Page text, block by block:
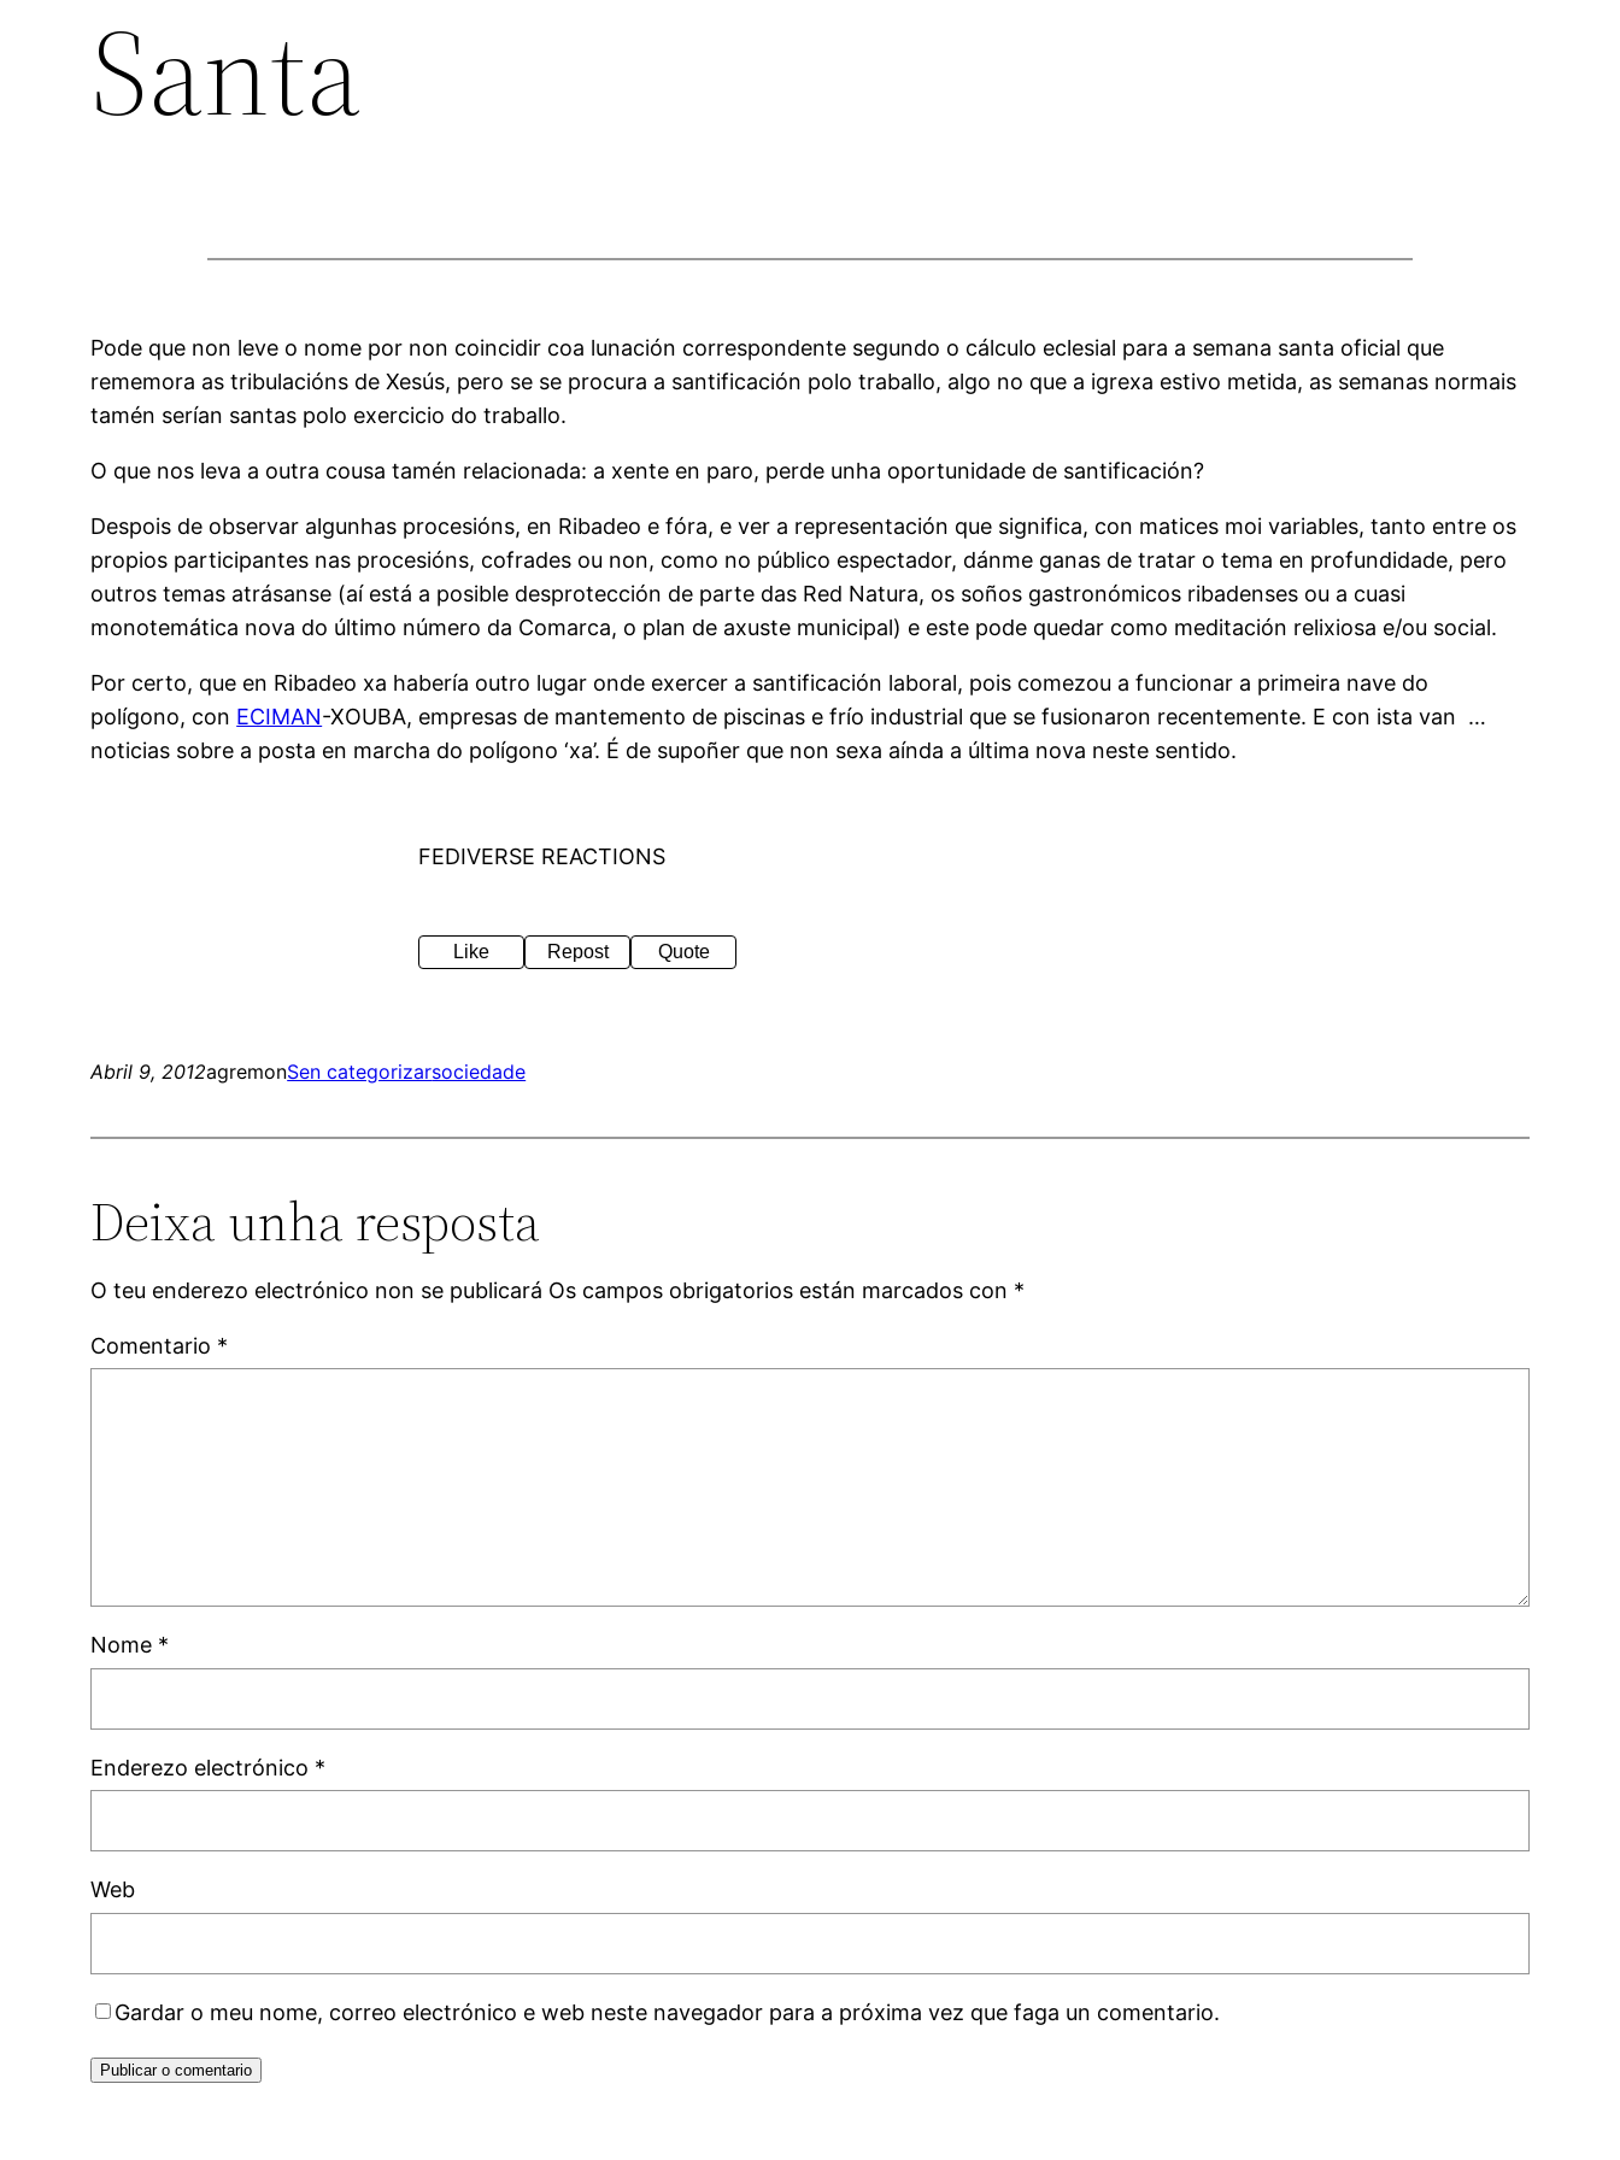
Santa
Pode que non leve o nome por non coincidir coa lunación correspondente segundo o cálculo eclesial para a semana santa oficial que
rememora as tribulacións de Xesús, pero se se procura a santificación polo traballo, algo no que a igrexa estivo metida, as semanas normais
tamén serían santas polo exercicio do traballo.
O que nos leva a outra cousa tamén relacionada: a xente en paro, perde unha oportunidade de santificación?
Despois de observar algunhas procesións, en Ribadeo e fóra, e ver a representación que significa, con matices moi variables, tanto entre os
propios participantes nas procesións, cofrades ou non, como no público espectador, dánme ganas de tratar o tema en profundidade, pero
outros temas atrásanse (aí está a posible desprotección de parte das Red Natura, os soños gastronómicos ribadenses ou a cuasi
monotemática nova do último número da Comarca, o plan de axuste municipal) e este pode quedar como meditación relixiosa e/ou social.
Por certo, que en Ribadeo xa habería outro lugar onde exercer a santificación laboral, pois comezou a funcionar a primeira nave do
polígono, con ECIMAN-XOUBA, empresas de mantemento de piscinas e frío industrial que se fusionaron recentemente. E con ista van …
noticias sobre a posta en marcha do polígono ‘xa’. É de supoñer que non sexa aínda a última nova neste sentido.
FEDIVERSE REACTIONS
Like Repost Quote
Abril 9, 2012agremonSen categorizarsociedade
Deixa unha resposta
O teu enderezo electrónico non se publicará Os campos obrigatorios están marcados con *
Comentario *
Nome *
Enderezo electrónico *
Web
Gardar o meu nome, correo electrónico e web neste navegador para a próxima vez que faga un comentario.